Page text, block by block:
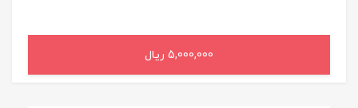
5,000,000 ریال
افزودن به سبد خرید